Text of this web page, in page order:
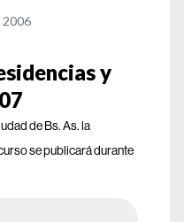
2006
y
de Bs. As. la
se publicará durante